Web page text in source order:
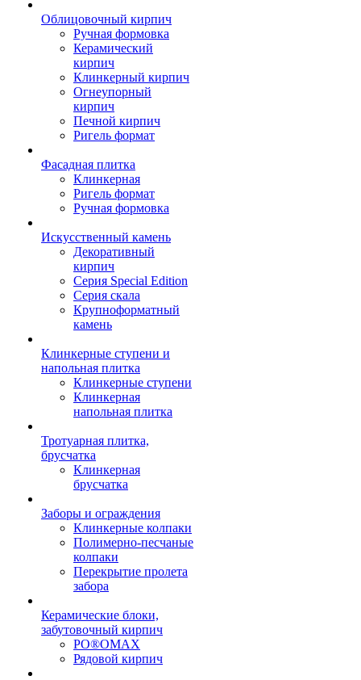
Облицовочный кирпич
Ручная формовка
Керамический
кирпич
Клинкерный кирпич
Огнеупорный
кирпич
Печной кирпич
Ригель формат
Фасадная плитка
Клинкерная
Ригель формат
Ручная формовка
Искусственный камень
Декоративный
кирпич
Серия Special Edition
Серия скала
Крупноформатный
камень
Клинкерные ступени и
напольная плитка
Клинкерные ступени
Клинкерная
напольная плитка
Тротуарная плитка,
брусчатка
Клинкерная
брусчатка
Заборы и ограждения
Клинкерные колпаки
Полимерно-песчаные
колпаки
Перекрытие пролета
забора
Керамические блоки,
забутовочный кирпич
PO®OMAX
Рядовой кирпич